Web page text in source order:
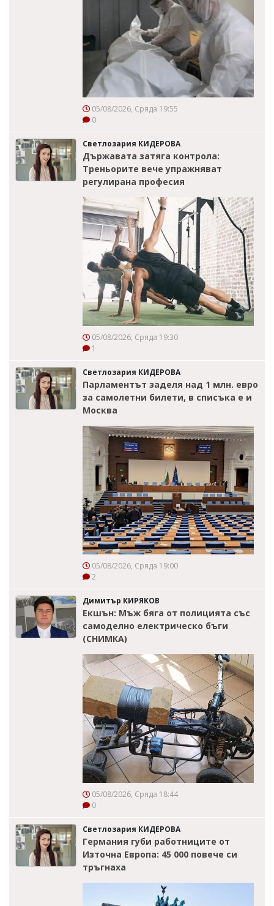
05/08/2026, Сряда 19:55
0
Светлозария КИДЕРОВА
Държавата затяга контрола:
Треньорите вече упражняват
регулирана професия
05/08/2026, Сряда 19:30
1
Светлозария КИДЕРОВА
Парламентът заделя над 1 млн. евро
за самолетни билети, в списъка е и
Москва
05/08/2026, Сряда 19:00
2
Димитър КИРЯКОВ
Екшън: Мъж бяга от полицията със
самоделно електрическо бъги
(СНИМКА)
05/08/2026, Сряда 18:44
0
Светлозария КИДЕРОВА
Германия губи работниците от
Източна Европа: 45 000 повече си
тръгнаха